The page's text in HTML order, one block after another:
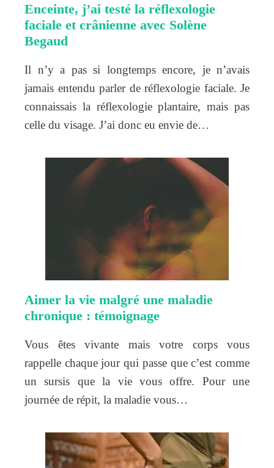
Enceinte, j’ai testé la réflexologie
faciale et crânienne avec Solène
Begaud
Il n’y a pas si longtemps encore, je n’avais
jamais entendu parler de réflexologie faciale. Je
connaissais la réflexologie plantaire, mais pas
celle du visage. J’ai donc eu envie de…
Aimer la vie malgré une maladie
chronique : témoignage
Vous êtes vivante mais votre corps vous
rappelle chaque jour qui passe que c’est comme
un sursis que la vie vous offre. Pour une
journée de répit, la maladie vous…